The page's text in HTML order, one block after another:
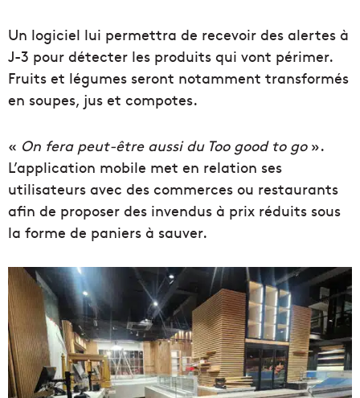
Un logiciel lui permettra de recevoir des alertes à
J-3 pour détecter les produits qui vont périmer.
Fruits et légumes seront notamment transformés
en soupes, jus et compotes.
« On fera peut-être aussi du Too good to go».
L’application mobile met en relation ses
utilisateurs avec des commerces ou restaurants
afin de proposer des invendus à prix réduits sous
la forme de paniers à sauver.